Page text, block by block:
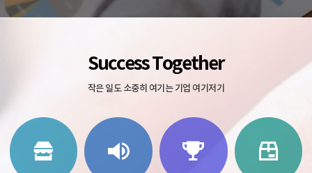
Success Together
작은 일도 소중히 여기는 기업 여기저기